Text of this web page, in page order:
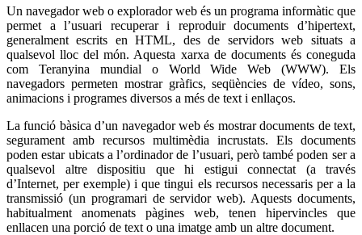
Un navegador web o explorador web és un programa informàtic que
permet a l’usuari recuperar i reproduir documents d’hipertext,
generalment escrits en HTML, des de servidors web situats a
qualsevol lloc del món. Aquesta xarxa de documents és coneguda
com Teranyina mundial o World Wide Web (WWW). Els
navegadors permeten mostrar gràfics, seqüències de vídeo, sons,
animacions i programes diversos a més de text i enllaços.
La funció bàsica d’un navegador web és mostrar documents de text,
segurament amb recursos multimèdia incrustats. Els documents
poden estar ubicats a l’ordinador de l’usuari, però també poden ser a
qualsevol altre dispositiu que hi estigui connectat (a través
d’Internet, per exemple) i que tingui els recursos necessaris per a la
transmissió (un programari de servidor web). Aquests documents,
habitualment anomenats pàgines web, tenen hipervincles que
enllacen una porció de text o una imatge amb un altre document.